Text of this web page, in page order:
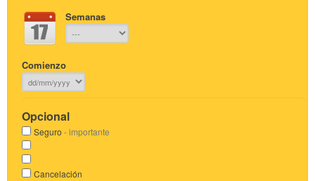
Semanas
Comienzo
Opcional
Seguro - importante
Cancelación